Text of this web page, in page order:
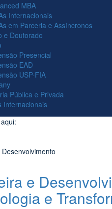
MBA
Internacionais
em Parceria e Assíncronos
e Doutorado
Presencial
EAD
USP-FIA
Pública e Privada
Internacionais
e
e